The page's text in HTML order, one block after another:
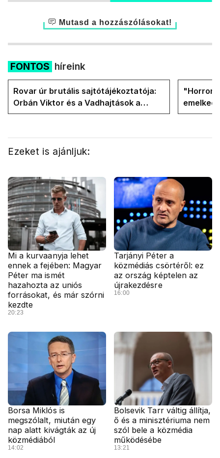
Mutasd a hozzászólásokat!
FONTOS híreink
Rovar úr brutális sajtótájékoztatója:
Orbán Viktor és a Vadhajtások a
felelős a kialakult helyzetért
"Horror
oldalán
Ezeket is ajánljuk:
Mi a kurvaanyja lehet
ennek a fejében: Magyar
Péter ma ismét
hazahozta az uniós
forrásokat, és már szórni
kezdte
20:23
Tarjányi Péter a
közmédiás csörtéről: ez
az ország képtelen az
újrakezdésre
16:00
Borsa Miklós is
megszólalt, miután egy
nap alatt kivágták az új
közmédiából
14:02
Bolsevik Tarr váltig állítja,
ő és a minisztériuma nem
szól bele a közmédia
működésébe
13:21